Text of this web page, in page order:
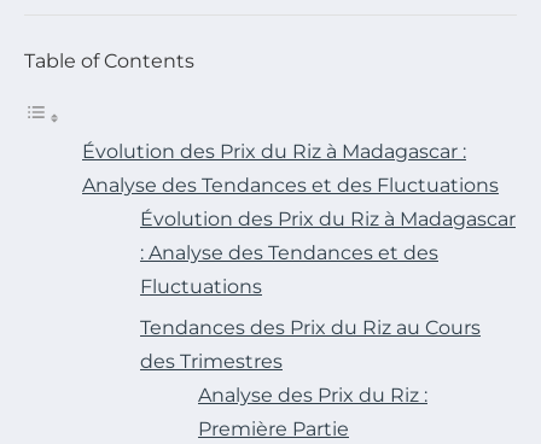
Table of Contents
Évolution des Prix du Riz à Madagascar :
Analyse des Tendances et des Fluctuations
Évolution des Prix du Riz à Madagascar
: Analyse des Tendances et des
Fluctuations
Tendances des Prix du Riz au Cours
des Trimestres
Analyse des Prix du Riz :
Première Partie